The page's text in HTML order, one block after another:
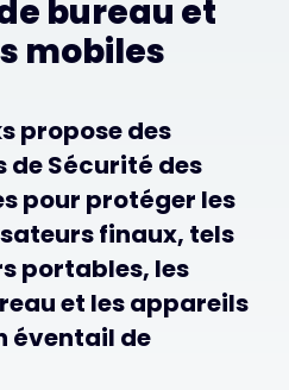
bureau et
mobiles
propose des
Sécurité des
pour protéger les
finaux, tels
portables, les
et les appareils
éventail de